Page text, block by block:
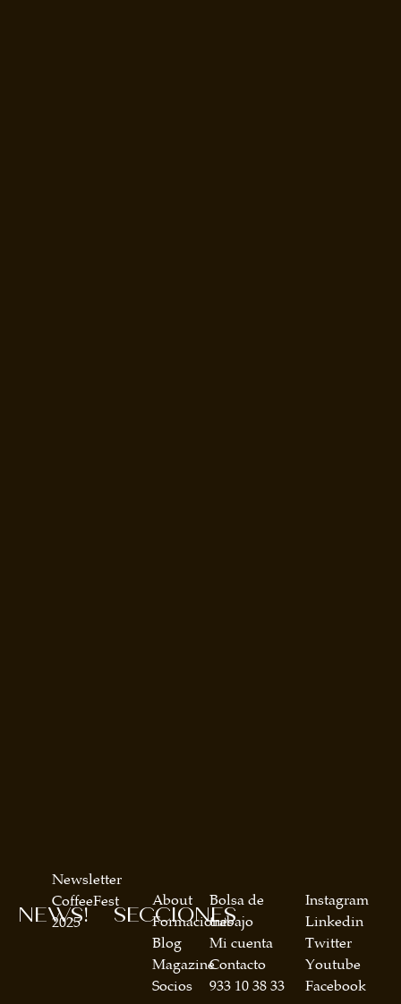
SECCIONES
About
Formaciones
Blog
Magazine
Socios
Bolsa de
trabajo
Mi cuenta
Contacto
933 10 38 33
NEWS!
Newsletter
CoffeeFest
2025
Instagram
Linkedin
Twitter
Youtube
Facebook